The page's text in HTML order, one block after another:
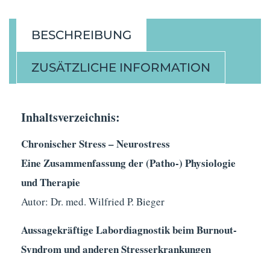
BESCHREIBUNG
ZUSÄTZLICHE INFORMATION
Inhaltsverzeichnis:
Chronischer Stress – Neurostress
Eine Zusammenfassung der (Patho-) Physiologie
und Therapie
Autor: Dr. med. Wilfried P. Bieger
Aussagekräftige Labordiagnostik beim Burnout-
Syndrom und anderen Stresserkrankungen